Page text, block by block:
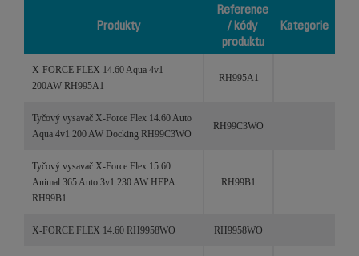
Produkty
Reference
/ kódy
produktu
Kategorie
kódy
X-FORCE FLEX 14.60 Aqua 4v1
200AW RH995A1
RH995A1
Tyčový vysavač X-Force Flex 14.60 Auto
Aqua 4v1 200 AW Docking RH99C3WO
RH99C3WO
Tyčový vysavač X-Force Flex 15.60
Animal 365 Auto 3v1 230 AW HEPA
RH99B1
RH99B1
X-FORCE FLEX 14.60 RH9958WO RH9958WO